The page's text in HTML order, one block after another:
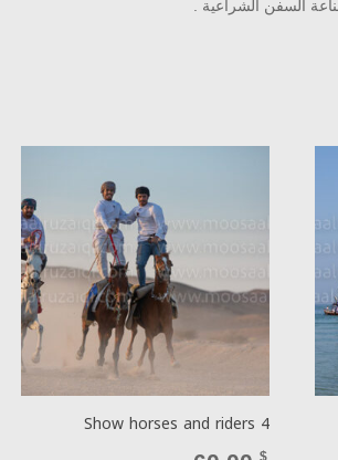
السفن الشراعية .
Show horses and riders 4
$